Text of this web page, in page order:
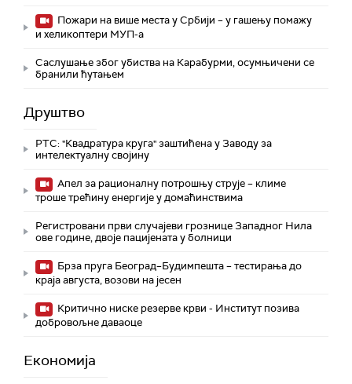
Пожари на више места у Србији – у гашењу помажу
и хеликоптери МУП-а
Саслушање због убиства на Карабурми, осумњичени се
бранили ћутањем
Друштво
РТС: "Квадратура круга" заштићена у Заводу за
интелектуалну својину
Апел за рационалну потрошњу струје – климе
троше трећину енергије у домаћинствима
Регистровани први случајеви грознице Западног Нила
ове године, двоје пацијената у болници
Брза пруга Београд–Будимпешта – тестирања до
краја августа, возови на јесен
Критично ниске резерве крви - Институт позива
добровољне даваоце
Економија